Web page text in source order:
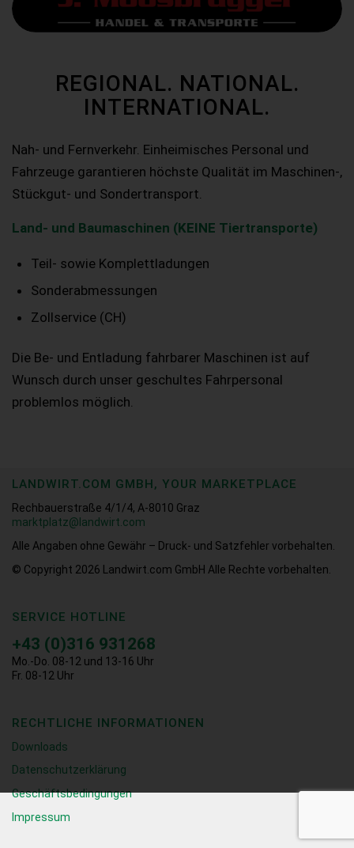
REGIONAL. NATIONAL.
INTERNATIONAL.
Nah- und Fernverkehr. Einheimisches Personal und
Fahrzeuge garantieren höchste Qualität im Maschinen-,
Stückgut- und Sondertransport.
Land- und Baumaschinen (KEINE Tiertransporte)
Teil- sowie Komplettladungen
Sonderabmessungen
Zollservice (CH)
Die Be- und Entladung fahrbarer Maschinen ist auf
Wunsch durch unser geschultes Fahrpersonal
problemlos möglich.
LANDWIRT.COM GMBH, YOUR MARKETPLACE
Rechbauerstraße 4/1/4, A-8010 Graz
marktplatz@landwirt.com
Alle Angaben ohne Gewähr – Druck- und Satzfehler vorbehalten.
© Copyright 2026
Landwirt.com GmbH Alle Rechte vorbehalten.
SERVICE HOTLINE
+43 (0)316 931268
Mo.-Do. 08-12 und 13-16 Uhr
Fr. 08-12 Uhr
RECHTLICHE INFORMATIONEN
Downloads
Datenschutzerklärung
Geschäftsbedingungen
Impressum